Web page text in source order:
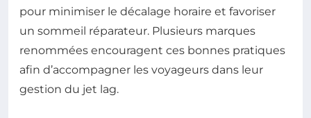
pour minimiser le décalage horaire et favoriser
un sommeil réparateur. Plusieurs marques
renommées encouragent ces bonnes pratiques
afin d’accompagner les voyageurs dans leur
gestion du jet lag.